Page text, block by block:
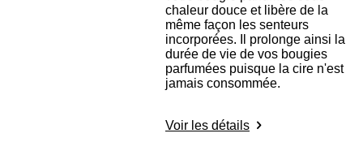
chaleur douce et libère de la
même façon les senteurs
incorporées. Il prolonge ainsi la
durée de vie de vos bougies
parfumées puisque la cire n'est
jamais consommée.
Voir les détails